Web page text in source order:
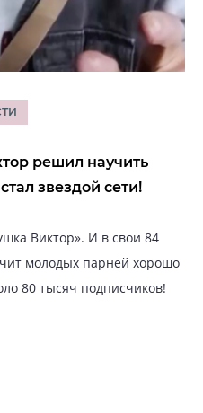
решил научить
звездой сети!
Виктор». И в свои 84
молодых парней хорошо
80 тысяч подписчиков!